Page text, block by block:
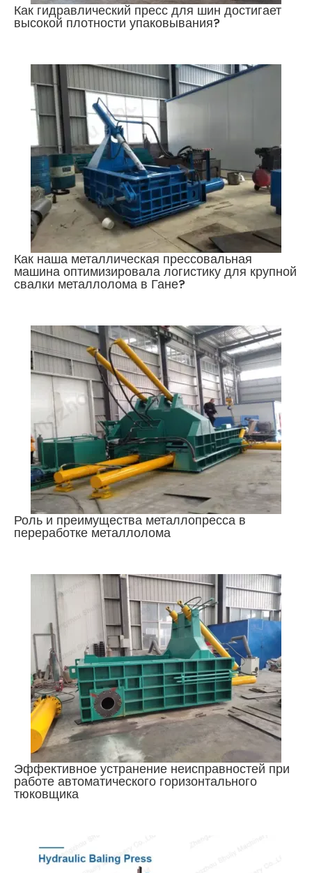
Как гидравлический пресс для шин достигает
высокой плотности упаковывания?
Как наша металлическая прессовальная
машина оптимизировала логистику для крупной
свалки металлолома в Гане?
Роль и преимущества металлопресса в
переработке металлолома
Эффективное устранение неисправностей при
работе автоматического горизонтального
тюковщика